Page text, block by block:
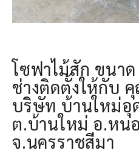
โซฟาไม้สัก ขนา
ช่างติดตั้งให้กับ
บริษัท บ้านใหม่อุ
ต.บ้านใหม่ อ.หน
จ.นครราชสีมา